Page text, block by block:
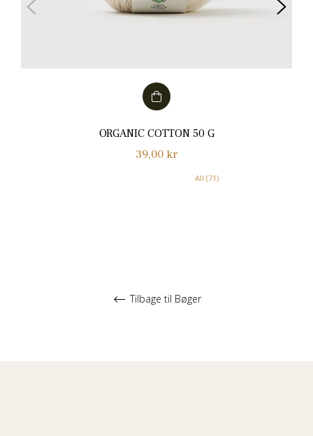
ORGANIC COTTON 50 G
Normalpris
39,00 kr
All (71)
Tilbage til Bøger